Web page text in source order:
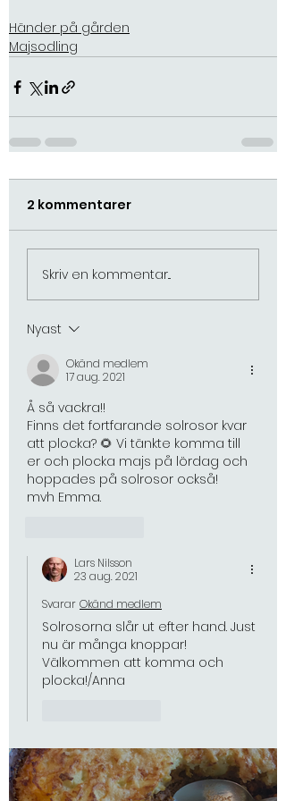
Senaste blogginläggen
22 okt. 2025
Händer på gården
Majsodling
2 kommentarer
Skriv en kommentar...
Nyast
Okänd medlem
17 aug. 2021
Å så vackra!!
Finns det fortfarande solrosor kvar
att plocka? 🌻 Vi tänkte komma till
er och plocka majs på lördag och
hoppades på solrosor också!
mvh Emma.
Lars Nilsson
23 aug. 2021
Svarar Okänd medlem
Solrosorna slår ut efter hand. Just
nu är många knoppar!
Välkommen att komma och
plocka!/Anna